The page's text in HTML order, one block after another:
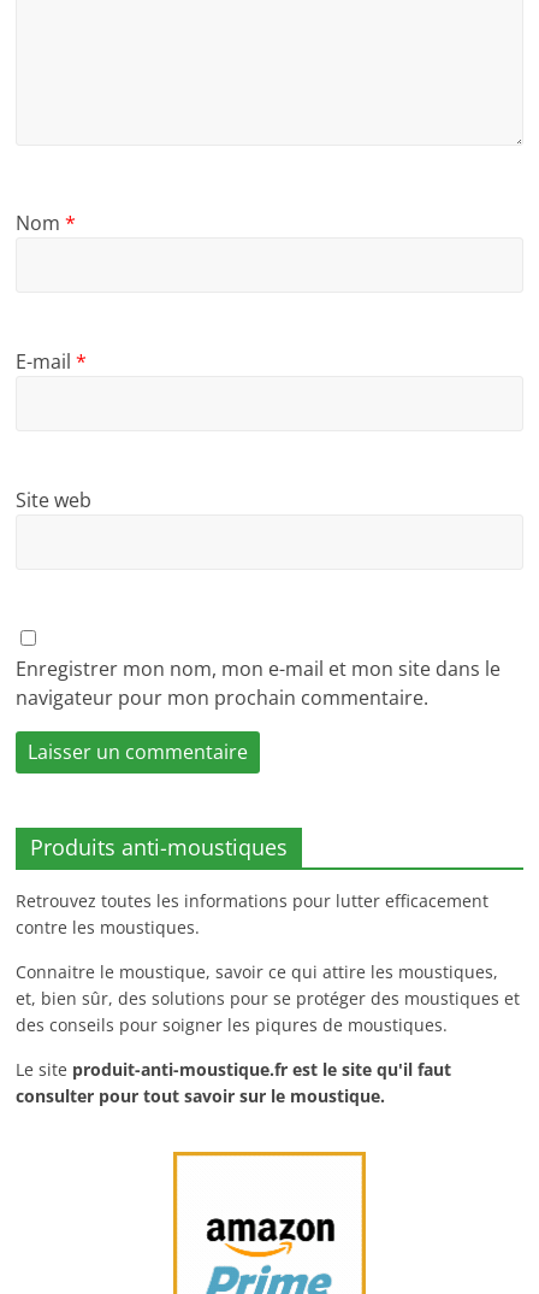
Nom*
E-mail*
Site web
Enregistrer mon nom, mon e-mail et mon site dans le
navigateur pour mon prochain commentaire.
Produits anti-moustiques
Retrouvez toutes les informations pour lutter efficacement
contre les moustiques.
Connaitre le moustique, savoir ce qui attire les moustiques,
et, bien sûr, des solutions pour se protéger des moustiques et
des conseils pour soigner les piqures de moustiques.
Le site produit-anti-moustique.fr est le site qu'il faut
consulter pour tout savoir sur le moustique.